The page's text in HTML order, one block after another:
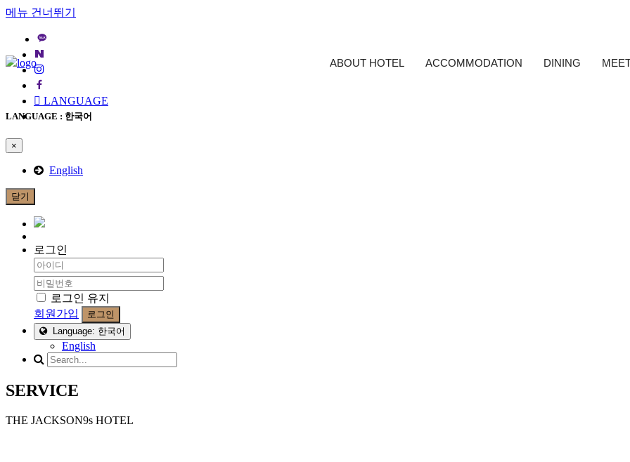
메뉴 건너뛰기
ABOUT HOTEL ACCOMMODATION DINING
LANGUAGE
LANGUAGE : 한국어
×
English
닫기
로그인
로그인 유지
회원가입
로그인
Language: 한국어
English
SERVICE
THE JACKSON9s HOTEL